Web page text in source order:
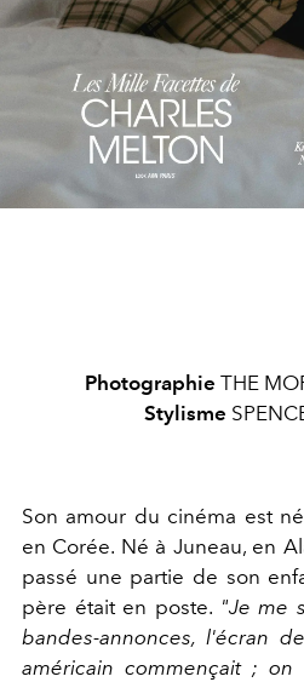
Photographie THE
Stylisme
Son amour du cinéma est
en Corée. Né à Juneau, en
passé une partie de son
père était en poste. "Je me
bandes-annonces, l'écran
américain commençait ;